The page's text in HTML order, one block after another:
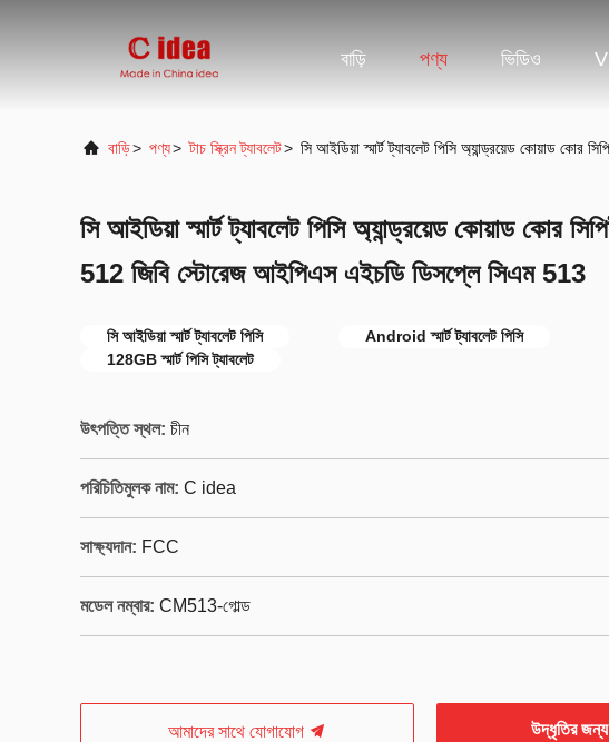
বাড়ি পণ্য ভিডিও
বাড়ি> পণ্য> টাচ স্ক্রিন ট্যাবলেট> সি আইডিয়া স্মার্ট ট্যাবলেট পিসি অ্যান্ড্রয়েড কোয়াড
সি আইডিয়া স্মার্ট ট্যাবলেট পিসি অ্যান্ড্রয়েড কোয়াড কোর
512 জিবি স্টোরেজ আইপিএস এইচডি ডিসপ্লে সিএম 513
সি আইডিয়া স্মার্ট ট্যাবলেট পিসি
Android স্মার্ট ট্যাবলেট পিসি
128GB স্মার্ট পিসি ট্যাবলেট
উৎপত্তি স্থল: চীন
পরিচিতিমুলক নাম: C idea
সাক্ষ্যদান: FCC
মডেল নম্বার: CM513-গোল্ড
আমাদের সাথে যোগাযোগ উদ্ধৃতির